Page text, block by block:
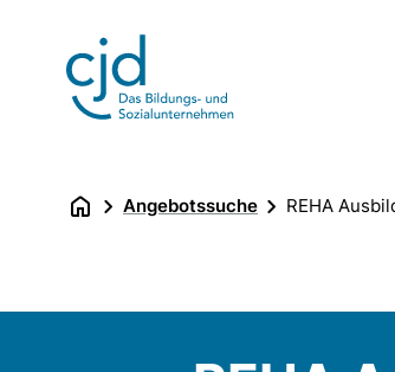
Angebotssuche REHA